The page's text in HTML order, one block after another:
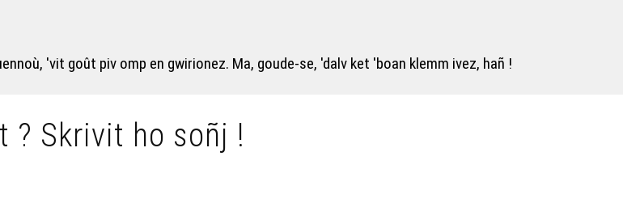
'vit goût piv omp en gwirionez. Ma, goude-se, 'dalv ket 'boan klemm ivez, hañ !
Skrivit ho soñj !